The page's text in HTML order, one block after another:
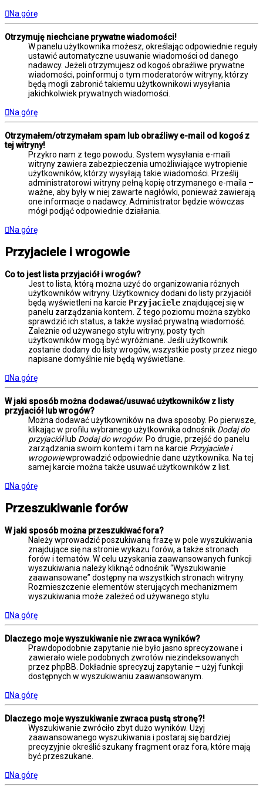
Na górę
Otrzymuję niechciane prywatne wiadomości!
W panelu użytkownika możesz, określając odpowiednie reguły
ustawić automatyczne usuwanie wiadomości od danego
nadawcy. Jeżeli otrzymujesz od kogoś obraźliwe prywatne
wiadomości, poinformuj o tym moderatorów witryny, którzy
będą mogli zabronić takiemu użytkownikowi wysyłania
jakichkolwiek prywatnych wiadomości.
Na górę
Otrzymałem/otrzymałam spam lub obraźliwy e-mail od kogoś z
tej witryny!
Przykro nam z tego powodu. System wysyłania e-maili
witryny zawiera zabezpieczenia umożliwiające wytropienie
użytkowników, którzy wysyłają takie wiadomości. Prześlij
administratorowi witryny pełną kopię otrzymanego e-maila –
ważne, aby były w niej zawarte nagłówki, ponieważ zawierają
one informacje o nadawcy. Administrator będzie wówczas
mógł podjąć odpowiednie działania.
Na górę
Przyjaciele i wrogowie
Co to jest lista przyjaciół i wrogów?
Jest to lista, którą można użyć do organizowania różnych
użytkowników witryny. Użytkownicy dodani do listy przyjaciół
będą wyświetleni na karcie Przyjaciele znajdującej się w
panelu zarządzania kontem. Z tego poziomu można szybko
sprawdzić ich status, a także wysłać prywatną wiadomość.
Zależnie od używanego stylu witryny, posty tych
użytkowników mogą być wyróżniane. Jeśli użytkownik
zostanie dodany do listy wrogów, wszystkie posty przez niego
napisane domyślnie nie będą wyświetlane.
Na górę
W jaki sposób można dodawać/usuwać użytkowników z listy
przyjaciół lub wrogów?
Można dodawać użytkowników na dwa sposoby. Po pierwsze,
klikając w profilu wybranego użytkownika odnośnik Dodaj do
przyjaciółlub Dodaj do wrogów. Po drugie, przejść do panelu
zarządzania swoim kontem i tam na karcie Przyjaciele i
wrogowiewprowadzić odpowiednie dane użytkownika. Na tej
samej karcie można także usuwać użytkowników z list.
Na górę
Przeszukiwanie forów
W jaki sposób można przeszukiwać fora?
Należy wprowadzić poszukiwaną frazę w pole wyszukiwania
znajdujące się na stronie wykazu forów, a także stronach
forów i tematów. W celu uzyskania zaawansowanych funkcji
wyszukiwania należy kliknąć odnośnik “Wyszukiwanie
zaawansowane” dostępny na wszystkich stronach witryny.
Rozmieszczenie elementów sterujących mechanizmem
wyszukiwania może zależeć od używanego stylu.
Na górę
Dlaczego moje wyszukiwanie nie zwraca wyników?
Prawdopodobnie zapytanie nie było jasno sprecyzowane i
zawierało wiele podobnych zwrotów niezindeksowanych
przez phpBB. Dokładnie sprecyzuj zapytanie – użyj funkcji
dostępnych w wyszukiwaniu zaawansowanym.
Na górę
Dlaczego moje wyszukiwanie zwraca pustą stronę?!
Wyszukiwanie zwróciło zbyt dużo wyników. Użyj
zaawansowanego wyszukiwania i postaraj się bardziej
precyzyjnie określić szukany fragment oraz fora, które mają
być przeszukane.
Na górę